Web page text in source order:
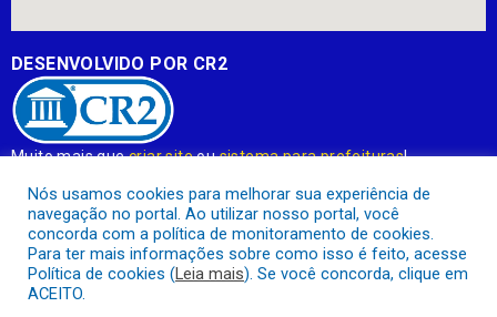
DESENVOLVIDO POR CR2
Muito mais quecriar siteousistema para prefeituras!
contrato que todas as exigências das leis de transparência
públicaserão atendidas.
Conheça oPNTPe o Radar da Transparência Pública
Nós usamos cookies para melhorar sua experiência de
navegação no portal. Ao utilizar nosso portal, você
concorda com a política de monitoramento de cookies.
Para ter mais informações sobre como isso é feito, acesse
Política de cookies (Leia mais). Se você concorda, clique em
ACEITO.